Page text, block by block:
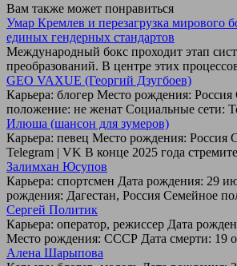
Вам также может понравиться
Умар Кремлев и перезагрузка мирового
единых гендерных стандартов
Международный бокс проходит этап
преобразований. В центре этих
GEO VAXUE (Георгий Дзугбоев)
Карьера: блогер Место рождения:
положение: не женат Социальные сети:
Илюша (шансон для зумеров)
Карьера: певец Место рождения: Россия
Telegram | VK В конце 2025 года
Залимхан Юсупов
Карьера: спортсмен Дата рождения: 29
рождения: Дагестан, Россия Семейное
Сергей Политик
Карьера: оператор, режиссер Дата
Место рождения: СССР Дата смерти: 19
Алена Шарыпова